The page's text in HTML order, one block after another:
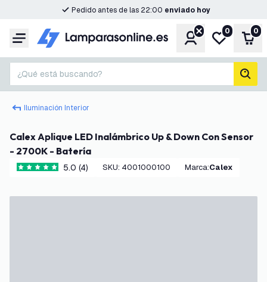
Pedido antes de las 22:00 enviado hoy
Menú CuentaMi lista de
0 0
¿Qué está buscando?
Iluminación Interior
Calex Aplique LED Inalámbrico Up & Down Con Sensor
- 2700K - Batería
5 estrellas de puntuación
5.0 (4) SKU: 4001000100 Marca: Calex